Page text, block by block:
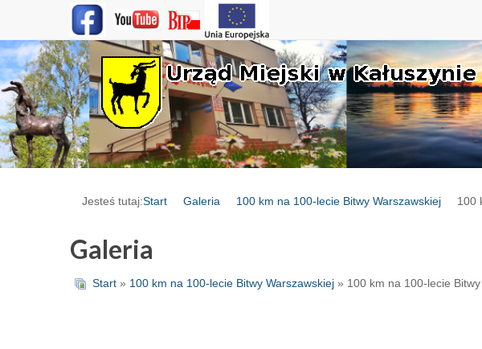
Jesteś tutaj:Start Galeria 100 km na 100-lecie Bitwy Warszawskiej 100
Galeria
Start » 100 km na 100-lecie Bitwy Warszawskiej » 100 km na 100-lecie Bitwy